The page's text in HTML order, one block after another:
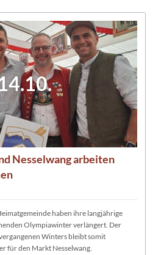
Nesselwang arbeiten
haben ihre langjährige
Olympiawinter verlängert. Der
Winters bleibt somit
für den Markt Nesselwang.